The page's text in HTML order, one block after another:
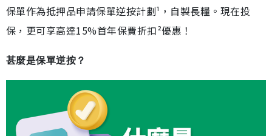
保單作為抵押品申請保單逆按計劃¹，自製長糧。現在投
保，更可享高達15%首年保費折扣²優惠！
甚麼是保單逆按？